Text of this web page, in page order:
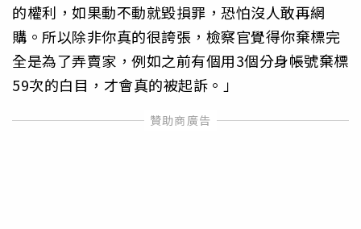
的權利，如果動不動就毀損罪，恐怕沒人敢再網
購。所以除非你真的很誇張，檢察官覺得你棄標完
全是為了弄賣家，例如之前有個用3個分身帳號棄標
59次的白目，才會真的被起訴。」